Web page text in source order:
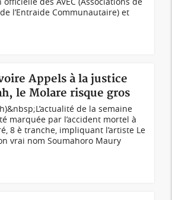
l’Entraide Communautaire) et
Appels à la justice
le Molare risque gros
de la semaine
marquée par l’accident mortel à
8 è tranche, impliquant l’artiste Le
vrai nom Soumahoro Maury